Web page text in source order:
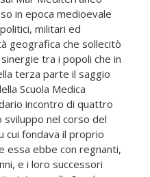
in epoca medioevale
militari ed
geografica che sollecitò
tra i popoli che in
terza parte il saggio
Scuola Medica
incontro di quattro
nel corso del
cui fondava il proprio
essa ebbe con regnanti,
e i loro successori